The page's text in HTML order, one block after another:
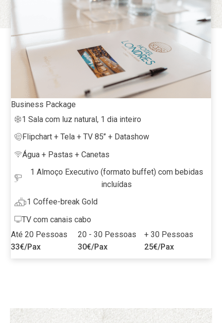
Business Package
1 Sala com luz natural, 1 dia inteiro
Flipchart + Tela + TV 85’’ + Datashow
Água + Pastas + Canetas
1 Almoço Executivo (formato buffet) com bebidas
incluídas
1 Coffee-break Gold
TV com canais cabo
Até 20 Pessoas
33€/Pax
20 - 30 Pessoas
30€/Pax
+ 30 Pessoas
25€/Pax